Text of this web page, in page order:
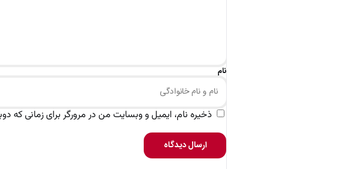
نام
ذخیره نام، ایمیل و وبسایت من در مرورگر برای زمانی که
ارسال دیدگاه